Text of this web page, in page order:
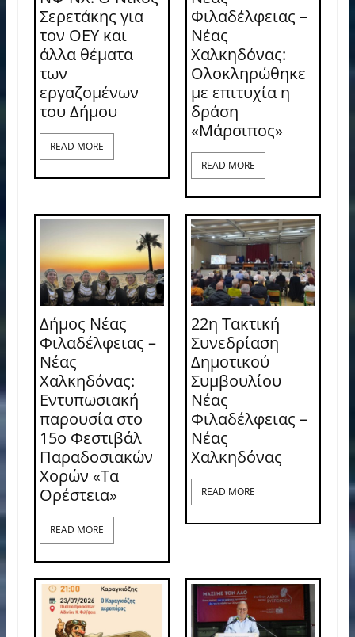
Σερετάκης για
τον ΟΕΥ και
άλλα θέματα
των
εργαζομένων
του Δήμου
READ MORE
Φιλαδέλφειας –
Νέας
Χαλκηδόνας:
Ολοκληρώθηκε
με επιτυχία η
δράση
«Μάρσιπος»
READ MORE
Δήμος Νέας
Φιλαδέλφειας –
Νέας
Χαλκηδόνας:
Εντυπωσιακή
παρουσία στο
15ο Φεστιβάλ
Παραδοσιακών
Χορών «Τα
Ορέστεια»
READ MORE
22η Τακτική
Συνεδρίαση
Δημοτικού
Συμβουλίου
Νέας
Φιλαδέλφειας –
Νέας
Χαλκηδόνας
READ MORE